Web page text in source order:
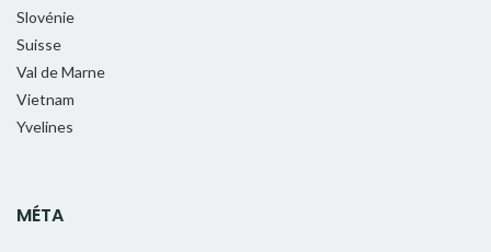
Slovénie
Suisse
Val de Marne
Vietnam
Yvelines
MÉTA